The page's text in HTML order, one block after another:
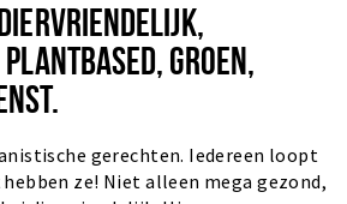
GROEN,
gerechten. Iedereen loopt
ze! Niet alleen mega gezond,